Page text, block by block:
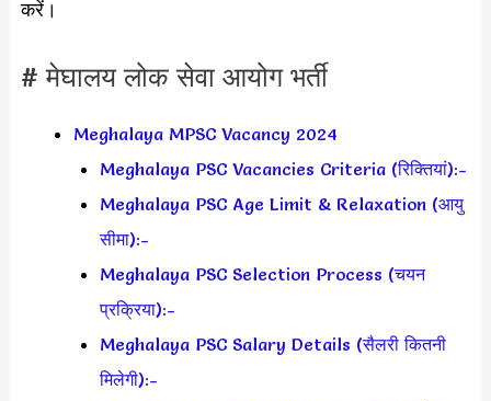
करें।
# मेघालय लोक सेवा आयोग भर्ती
Meghalaya MPSC Vacancy 2024
Meghalaya PSC Vacancies Criteria (रिक्तियां):-
Meghalaya PSC Age Limit & Relaxation (आयु
सीमा):-
Meghalaya PSC Selection Process (चयन
प्रक्रिया):-
Meghalaya PSC Salary Details (सैलरी कितनी
मिलेगी):-